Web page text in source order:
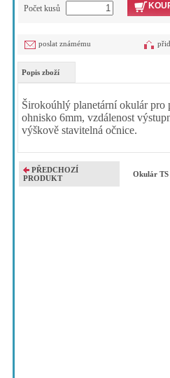
Počet kusů
poslat známému
Popis zboží
Širokoúhlý planetární okulár pro
ohnisko 6mm, vzdálenost
výškově stavitelná očnice.
PŘEDCHOZÍ
PRODUKT
Okulár